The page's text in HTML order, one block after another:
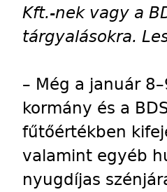
Kft.-nek vagy a
tárgyalásokra.
– Még a január
kormány és a
fűtőértékben
valamint egyéb
nyugdíjas